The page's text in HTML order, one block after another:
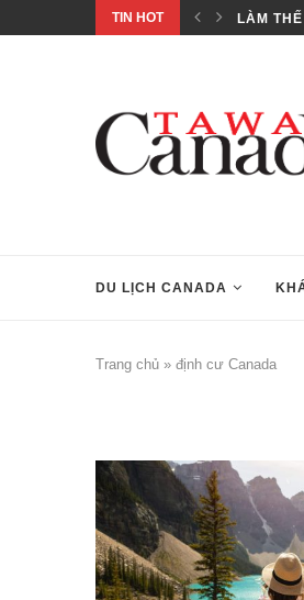
TIN HOT LÀM
DU LỊCH CANADA
Trang chủ » định cư Canada